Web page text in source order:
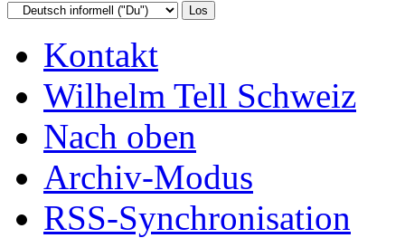
Kontakt
Wilhelm Tell Schweiz
Nach oben
Archiv-Modus
RSS-Synchronisation